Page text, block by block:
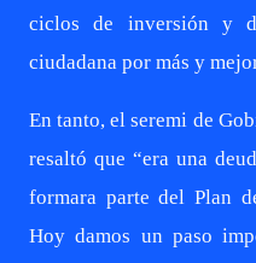
ciclos de inversión y
ciudadana por más y
En tanto, el seremi de
resaltó que “era una
formara parte del Plan
Hoy damos un paso